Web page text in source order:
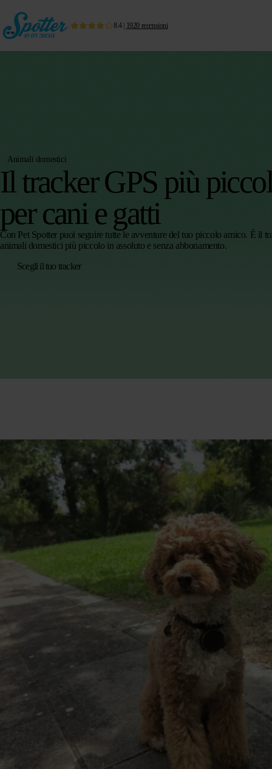
8.4| 1920 recensioni
Animali domestici
Il tracker GPS più
per cani e gatti
Con Pet Spotter puoi seguire tutte le avventure del tuo piccolo amico. È il
animali domestici più piccolo in assoluto e senza abbonamento.
Scegli il tuo tracker